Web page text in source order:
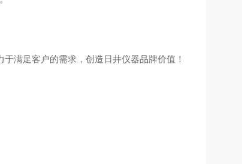
满足客户的需求，创造日井仪器品牌价值！